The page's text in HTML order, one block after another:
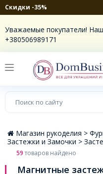
Скидки -35%
Уважаемые покупатели!
+380506989171
Магазин рукоделия >
Застежки и Замочки >
59товаров найдено
Магнитные